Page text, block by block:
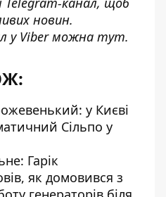
новин.
у Viber можна тут.
у Києві
Сільпо у
Гарік
як домовився з